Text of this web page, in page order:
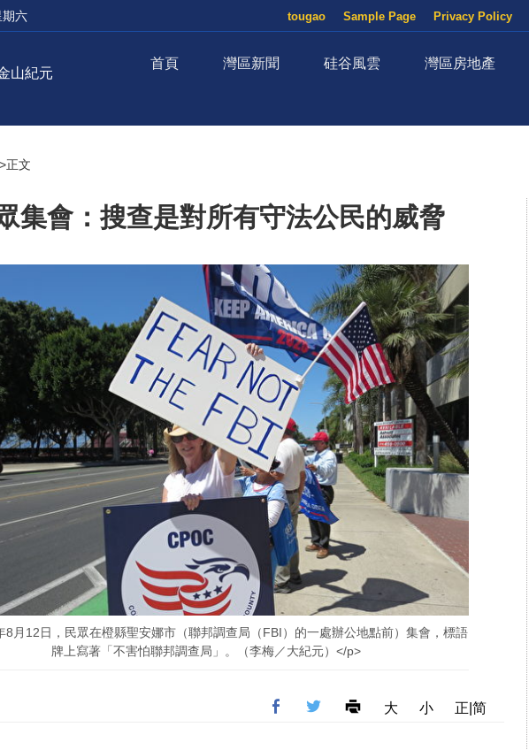
期六 Privacy Policy
Sample Page
tougao
首頁 灣區新聞 硅谷風雲 灣區房地產
>正文
集會：搜查是對所有守法公民的威脅
8月12日，民眾在橙縣聖安娜市（聯邦調查局（FBI）的一處辦公地點前）集會，標語
牌上寫著「不害怕聯邦調查局」。（李梅／大紀元）</p>
大 小 正|简